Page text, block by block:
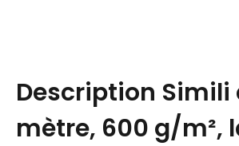
Description Simili
mètre, 600 g/m²,